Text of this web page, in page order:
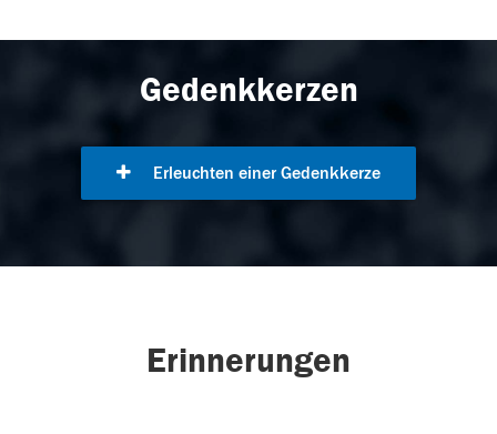
Gedenkkerzen
Erleuchten einer Gedenkkerze
Erinnerungen